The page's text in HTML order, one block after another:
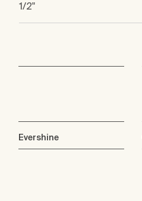
1/2"
Evershine